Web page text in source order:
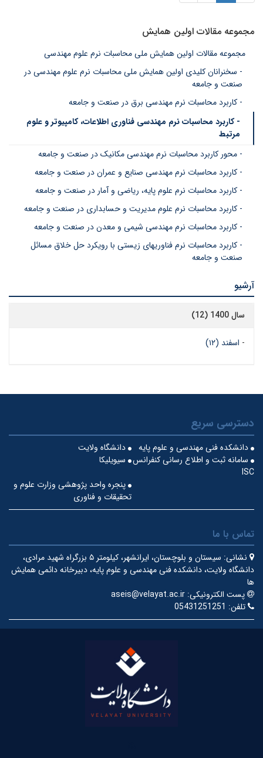
مجموعه مقالات اولین همایش
مجموعه مقالات اولین همایش ملی محاسبات نرم علوم مهندسی
- سخنرانان کلیدی اولین همایش ملی محاسبات نرم علوم مهندسی در
صنعت و جامعه
- کاربرد محاسبات نرم مهندسی برق در صنعت و جامعه
- کاربرد محاسبات نرم مهندسی فناوری اطلاعات، کامپیوتر و علوم
مرتبط
- محور کاربرد محاسبات نرم مهندسی مکانیک در صنعت و جامعه
- کاربرد محاسبات نرم مهندسی صنایع و عمران در صنعت و جامعه
- کاربرد محاسبات نرم علوم پایه، ریاضی و آمار در صنعت و جامعه
- کاربرد محاسبات نرم علوم مدیریت و حسابداری در صنعت و جامعه
- کاربرد محاسبات نرم مهندسی شیمی و معدن در صنعت و جامعه
- کاربرد محاسبات نرم فناوریهای زیستی با رویکرد حل خلاق مسائل
صنعت و جامعه
آرشیو
سال 1400 (12)
- اسفند (۱۲)
دسترسی سریع
دانشگاه ولایت
دانشکده فنی مهندسی و علوم پایه
سیویلیکا سامانه ثبت و اطلاع رسانی کنفرانس
ISC
پنجره واحد پژوهشی وزارت علوم و
تحقیقات و فناوری
تماس با ما
نشانی:
سیستان و بلوچستان، ایرانشهر، کیلومتر ۵ بزرگراه شهید مرادی،
دانشگاه ولایت، دانشکده فنی مهندسی و علوم پایه، دبیرخانه دائمی همایش
ها
پست الکترونیکی: aseis@velayat.ac.ir
تلفن: 05431251251